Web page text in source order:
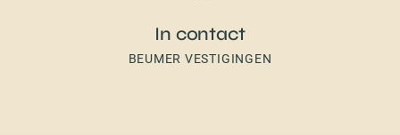
In contact
BEUMER VESTIGINGEN